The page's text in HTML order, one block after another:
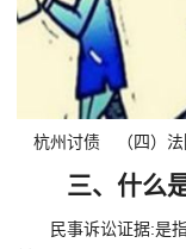
杭州讨债 （四）法
三、什么是
民事诉讼证据:是指